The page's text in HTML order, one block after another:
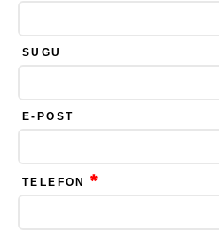
SUGU
E-POST
TELEFON*